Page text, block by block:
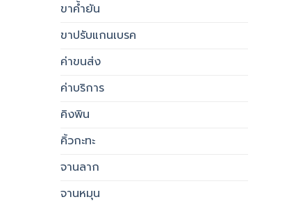
ขาค้ำยัน
ขาปรับแกนเบรค
ค่าขนส่ง
ค่าบริการ
คิงพิน
คิ้วกะทะ
จานลาก
จานหมุน